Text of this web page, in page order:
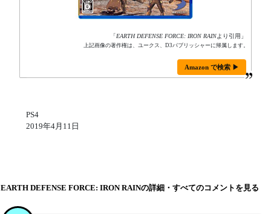
「EARTH DEFENSE FORCE: IRON RAINより引用」
上記画像の著作権は、ユークス、D3パブリッシャーに帰属します。
Amazon で検索 ▶
PS4
2019年4月11日
EARTH DEFENSE FORCE: IRON RAINの詳細・すべてのコメントを見る